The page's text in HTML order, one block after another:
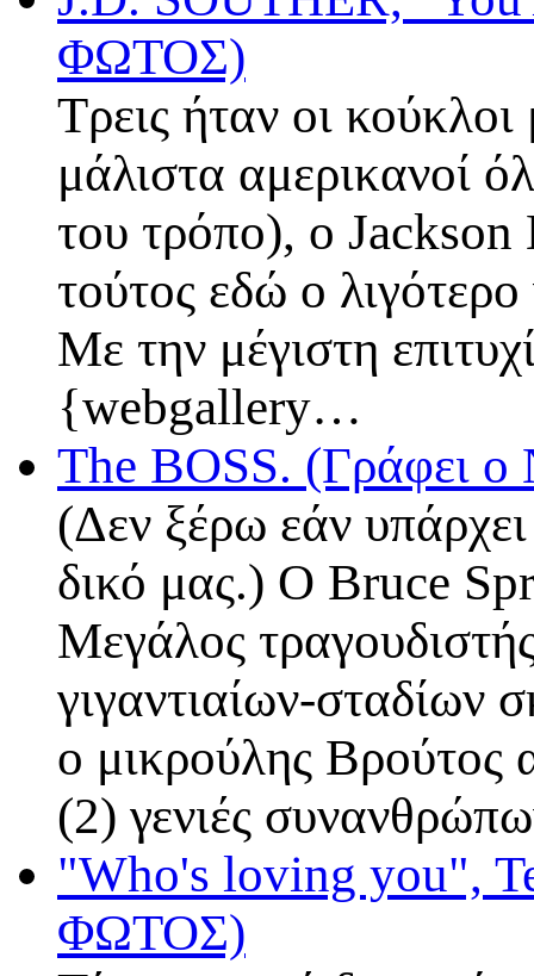
ΦΩΤΟΣ)
Τρεις ήταν οι
μάλιστα αμερικανοί
του τρόπο), ο Jackson
τούτος εδώ ο
Με την μέγιστη
{webgallery…
The BOSS. (Γράφει
(Δεν ξέρω εάν
δικό μας.) O Bruce
Μεγάλος
γιγαντιαίων-σταδίων
ο μικρούλης
(2) γενιές
"Who's loving you",
ΦΩΤΟΣ)